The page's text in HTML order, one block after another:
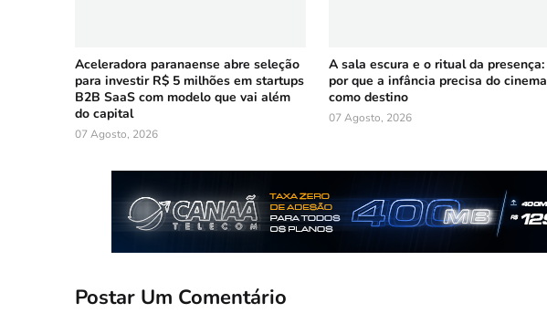
Aceleradora paranaense abre seleção
para investir R$ 5 milhões em startups
B2B SaaS com modelo que vai além
do capital
07 Agosto, 2026
A sala escura e o ritual da presença:
por que a infância precisa do cinema
como destino
07 Agosto, 2026
Postar Um Comentário